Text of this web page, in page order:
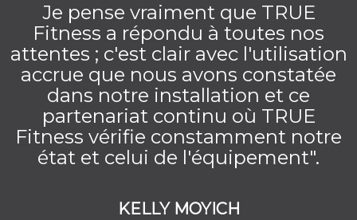
Je pense vraiment que TRUE
Fitness a répondu à toutes nos
attentes ; c'est clair avec l'utilisation
accrue que nous avons constatée
dans notre installation et ce
partenariat continu où TRUE
Fitness vérifie constamment notre
état et celui de l'équipement".
KELLY MOYICH